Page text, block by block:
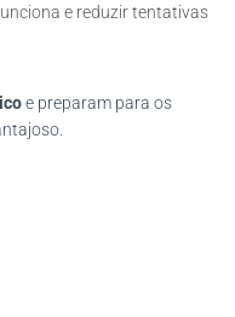
e reduzir tentativas
e preparam para os